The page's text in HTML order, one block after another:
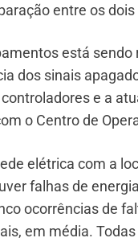
entre os dois
está
dos sinais
e a
o Centro de
elétrica com a
falhas de
ocorrências de
em média.